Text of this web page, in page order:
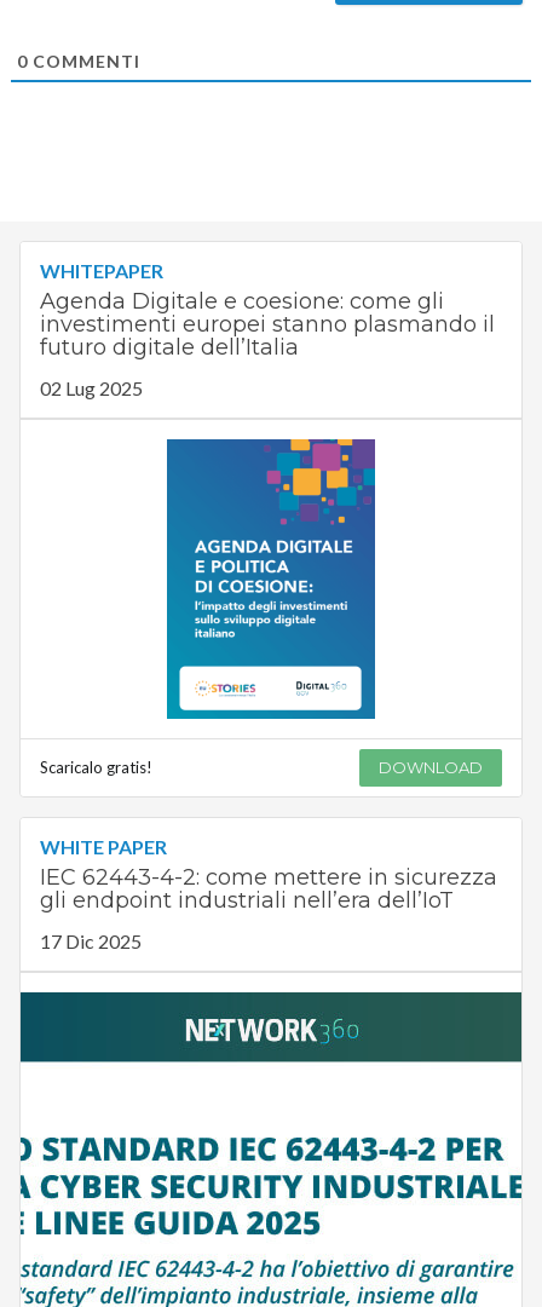
0COMMENTI
WHITEPAPER
Agenda Digitale e coesione: come gli
investimenti europei stanno plasmando il
futuro digitale dell’Italia
02 Lug 2025
Scaricalo gratis! DOWNLOAD
WHITE PAPER
IEC 62443-4-2: come mettere in sicurezza
gli endpoint industriali nell’era dell’IoT
17 Dic 2025